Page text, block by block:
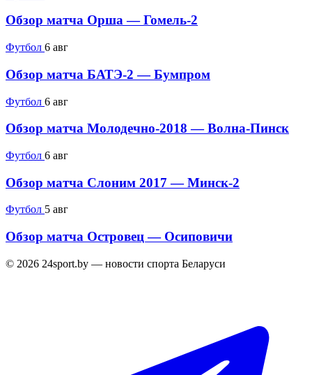
Обзор матча Орша — Гомель-2
Футбол 6 авг
Обзор матча БАТЭ-2 — Бумпром
Футбол 6 авг
Обзор матча Молодечно-2018 — Волна-Пинск
Футбол 6 авг
Обзор матча Слоним 2017 — Минск-2
Футбол 5 авг
Обзор матча Островец — Осиповичи
© 2026 24sport.by — новости спорта Беларуси